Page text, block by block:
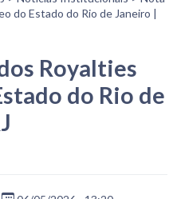
do Estado do Rio de Janeiro |
Royalties
do Rio de